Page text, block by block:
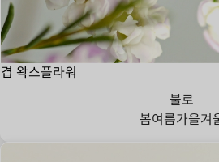
겹 왁스플라워
불로
봄여름가을겨